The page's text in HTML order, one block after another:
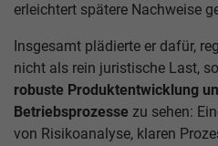
erleichtert spätere Nachweise
Insgesamt plädierte er dafür,
nicht als rein juristische Last,
robuste Produktentwicklung
Betriebsprozesse zu sehen:
von Risikoanalyse, klaren